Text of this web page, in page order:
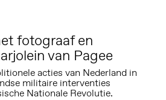
fotograaf en
van Pagee
acties van Nederland in
militaire interventies
Nationale Revolutie.